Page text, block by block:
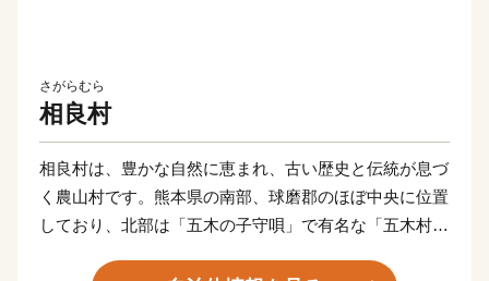
さがらむら
相良村
相良村は、豊かな自然に恵まれ、古い歴史と伝統が息づ
く農山村です。熊本県の南部、球磨郡のほぼ中央に位置
しており、北部は「五木の子守唄」で有名な「五木村」